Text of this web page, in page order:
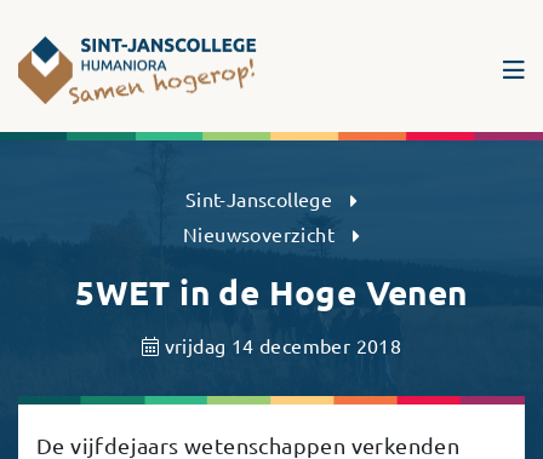
Sint-Janscollege Humaniora
Sint-Janscollege
Nieuwsoverzicht
5WET in de Hoge Venen
vrijdag 14 december 2018
De vijfdejaars wetenschappen verkenden